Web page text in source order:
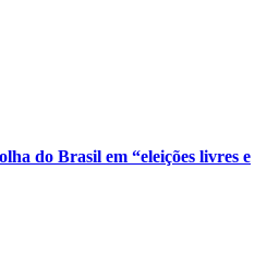
do Brasil em “eleições livres e